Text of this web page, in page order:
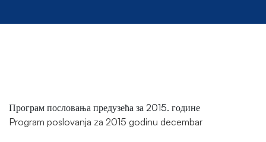
Програм пословања предузећа за 2015. године
Program poslovanja za 2015 godinu decembar